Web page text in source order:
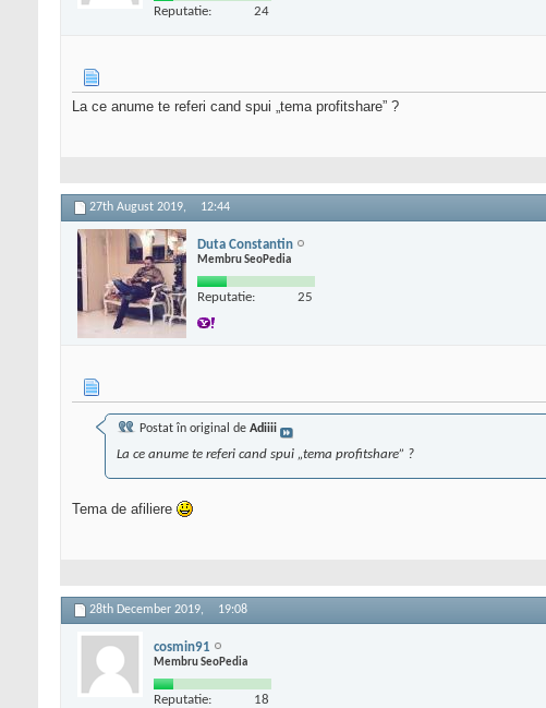
Reputatie: 24
La ce anume te referi cand spui „tema profitshare” ?
27th August 2019, 12:44
Duta Constantin
Membru SeoPedia
Reputatie: 25
Postat în original de Adiiii
La ce anume te referi cand spui „tema profitshare” ?
Tema de afiliere
28th December 2019, 19:08
cosmin91
Membru SeoPedia
Reputatie: 18